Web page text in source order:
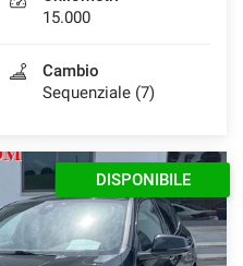
15.000
Cambio
Sequenziale (7)
DISPONIBILE